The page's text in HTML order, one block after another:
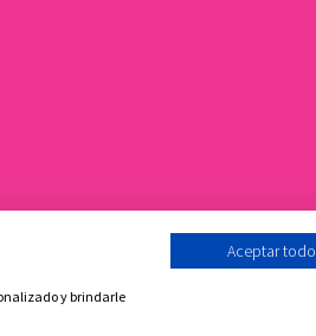
Informativa sulla privacy
y brindarle
Aceptar todo